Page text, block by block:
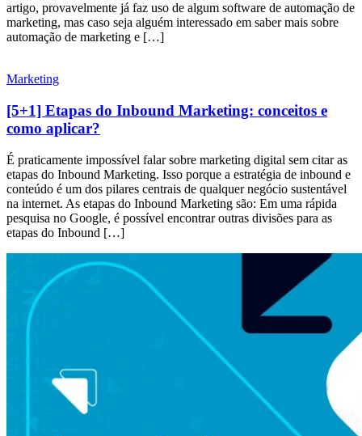
artigo, provavelmente já faz uso de algum software de automação de
marketing, mas caso seja alguém interessado em saber mais sobre
automação de marketing e […]
Marketing
[5+1] Etapas do Inbound Marketing: conceitos e
como aplicar?
É praticamente impossível falar sobre marketing digital sem citar as
etapas do Inbound Marketing. Isso porque a estratégia de inbound e
conteúdo é um dos pilares centrais de qualquer negócio sustentável
na internet. As etapas do Inbound Marketing são: Em uma rápida
pesquisa no Google, é possível encontrar outras divisões para as
etapas do Inbound […]